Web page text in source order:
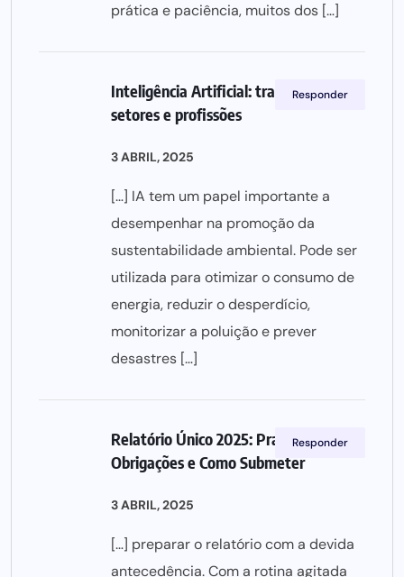
prática e paciência, muitos dos […]
Inteligência Artificial: transformando
setores e profissões
3 ABRIL, 2025
[…] IA tem um papel importante a
desempenhar na promoção da
sustentabilidade ambiental. Pode ser
utilizada para otimizar o consumo de
energia, reduzir o desperdício,
monitorizar a poluição e prever
desastres […]
Responder
Relatório Único 2025: Prazos,
Obrigações e Como Submeter
3 ABRIL, 2025
[…] preparar o relatório com a devida
antecedência. Com a rotina agitada
Responder